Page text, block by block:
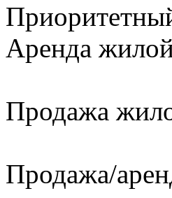
Аренда
Продажа
Продажа/